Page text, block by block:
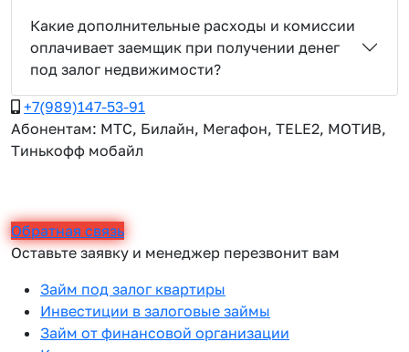
Какие дополнительные расходы и комиссии
оплачивает заемщик при получении денег
под залог недвижимости?
+7(989)147-53-91
Абонентам: МТС, Билайн, Мегафон, TELE2, МОТИВ,
Тинькофф мобайл
Обратная связь
Оставьте заявку и менеджер перезвонит вам
Займ под залог квартиры
Инвестиции в залоговые займы
Займ от финансовой организации